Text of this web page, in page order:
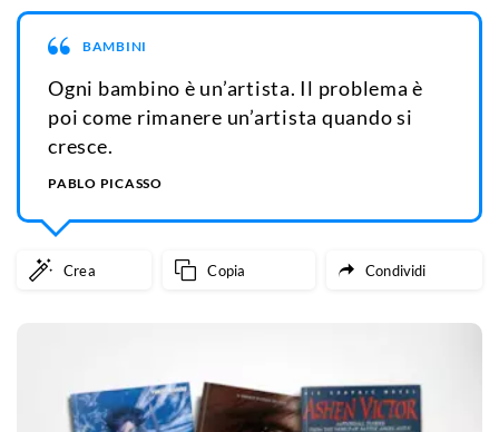
BAMBINI
Ogni bambino è un’artista. Il problema è
poi come rimanere un’artista quando si
cresce.
PABLO PICASSO
Crea Copia Condividi